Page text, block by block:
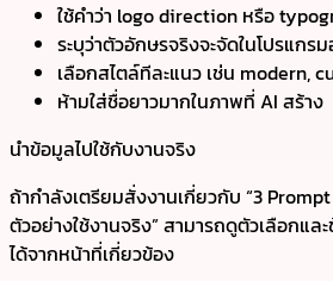
ใช้คำว่า logo direction หรือ
ระบุว่าตัวอักษรจริงจะจัดในโปรแก
เลือกสไตล์ทีละแนว เช่น modern,
ห้ามใส่ชื่อยาวมากในภาพที่ AI สร้าง
นำข้อมูลไปใช้กับงานจริง
ถ้ากำลังเตรียมสั่งงานเกี่ยวกับ “3
ตัวอย่างใช้งานจริง” สามารถดูตัวเลือกแ
ได้จากหน้าที่เกี่ยวข้อง